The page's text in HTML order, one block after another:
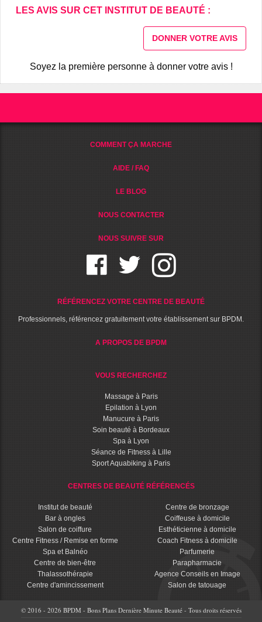
LES AVIS SUR CET INSTITUT DE BEAUTÉ :
DONNER VOTRE AVIS
Soyez la première personne à donner votre avis !
COMMENT ÇA MARCHE
AIDE / FAQ
LE BLOG
NOUS CONTACTER
NOUS SUIVRE SUR
RÉFÉRENCEZ VOTRE CENTRE DE BEAUTÉ
Professionnels, référencez gratuitement votre établissement sur BPDM.
A PROPOS DE BPDM
VOUS RECHERCHEZ
Massage à Paris
Epilation à Lyon
Manucure à Paris
Soin beauté à Bordeaux
Spa à Lyon
Séance de Fitness à Lille
Sport Aquabiking à Paris
CENTRES DE BEAUTÉ RÉFÉRENCÉS
Institut de beauté
Bar à ongles
Salon de coiffure
Centre Fitness / Remise en forme
Spa et Balnéo
Centre de bien-être
Thalassothérapie
Centre d'amincissement
Centre de bronzage
Coiffeuse à domicile
Esthéticienne à domicile
Coach Fitness à domicile
Parfumerie
Parapharmacie
Agence Conseils en Image
Salon de tatouage
© 2016 - 2026 BPDM - Bons Plans Dernière Minute Beauté - Tous droits réservés